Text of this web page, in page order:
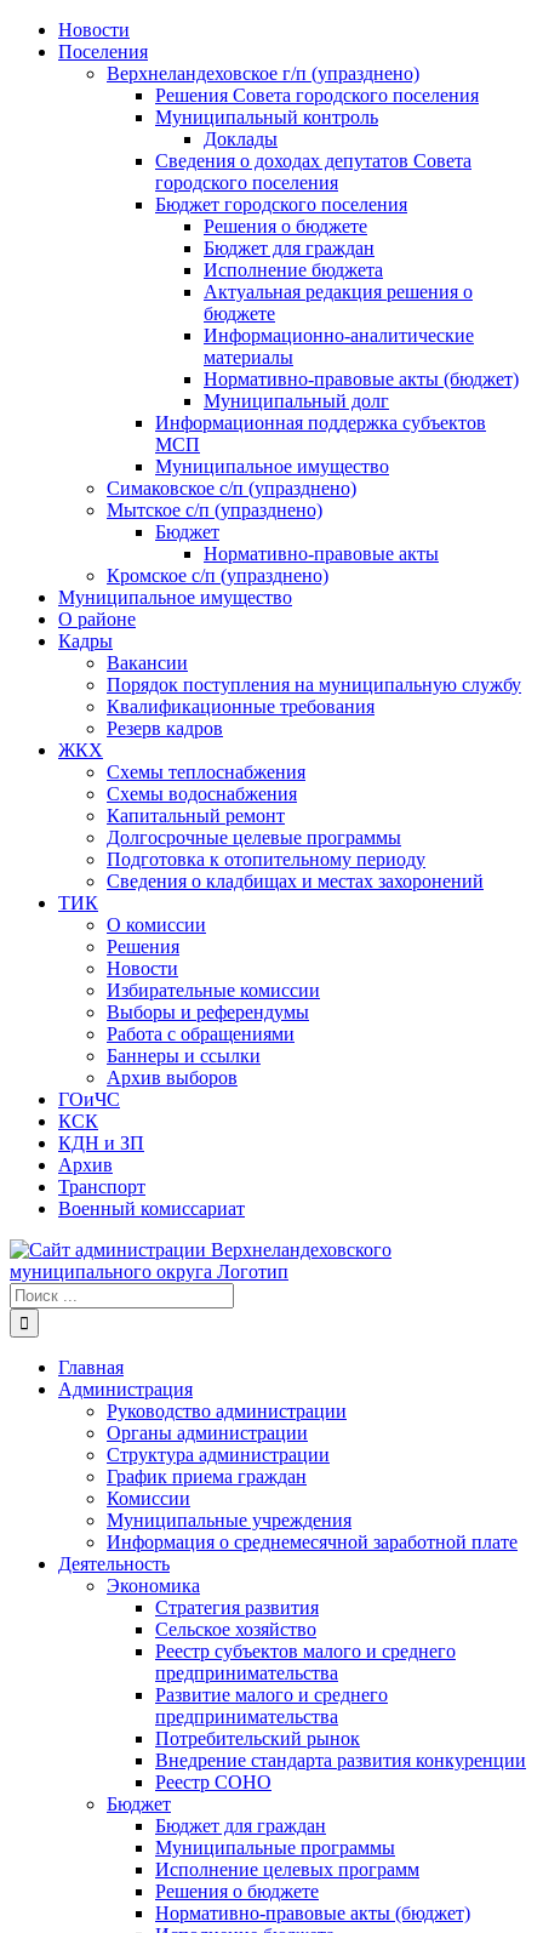
Skip
Новости
Поселения
Верхнеландеховское г/п (упразднено)
Решения Совета городского поселения
Муниципальный контроль
Доклады
Сведения о доходах депутатов Совета
городского поселения
Бюджет городского поселения
Решения о бюджете
Бюджет для граждан
Исполнение бюджета
Актуальная редакция решения о
бюджете
Информационно-аналитические
материалы
Нормативно-правовые акты (бюджет)
Муниципальный долг
Информационная поддержка субъектов
МСП
Муниципальное имущество
Симаковское с/п (упразднено)
Мытское с/п (упразднено)
Бюджет
Нормативно-правовые акты
Кромское с/п (упразднено)
Муниципальное имущество
О районе
Кадры
Вакансии
Порядок поступления на муниципальную службу
Квалификационные требования
Резерв кадров
ЖКХ
Схемы теплоснабжения
Схемы водоснабжения
Капитальный ремонт
Долгосрочные целевые программы
Подготовка к отопительному периоду
Сведения о кладбищах и местах захоронений
ТИК
О комиссии
Решения
Новости
Избирательные комиссии
Выборы и референдумы
Работа с обращениями
Баннеры и ссылки
Архив выборов
ГОиЧС
КСК
КДН и ЗП
Архив
Транспорт
Военный комиссариат
Результат
поиска:
Главная
Администрация
Руководство администрации
Органы администрации
Структура администрации
График приема граждан
Комиссии
Муниципальные учреждения
Информация о среднемесячной заработной плате
Деятельность
Экономика
Стратегия развития
Сельское хозяйство
Реестр субъектов малого и среднего
предпринимательства
Развитие малого и среднего
предпринимательства
Потребительский рынок
Внедрение стандарта развития конкуренции
Реестр СОНО
Бюджет
Бюджет для граждан
Муниципальные программы
Исполнение целевых программ
Решения о бюджете
Нормативно-правовые акты (бюджет)